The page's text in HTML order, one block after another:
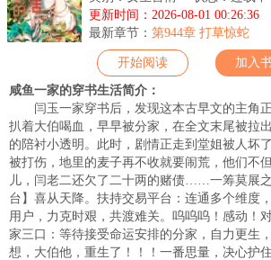
更新时间：2026-08-01 00:26:36
最新章节： 第944章 打草惊蛇
开始阅读 加入
咸鱼一家的穿书生活简介：
闫玉一家穿书后，发现这本古早文的主角
扒着大伯喝血，早早被分家，在全文末尾被拉
的陪衬小透明。此时，剧情正走到堂姐被人坏
被打伤，地里的麦子再不收就要闹荒，他们不
儿，闫老二还欠了二十两的赌债……一筹莫展
台】喜从天降。扶持交易平台：连通多个维度
用户，力克时艰，共渡难关。呜呜呜！感动！
家三口：等待接受命运安排的分家，自力更生
想，大伯他，重生了！！！一番思量，决心护